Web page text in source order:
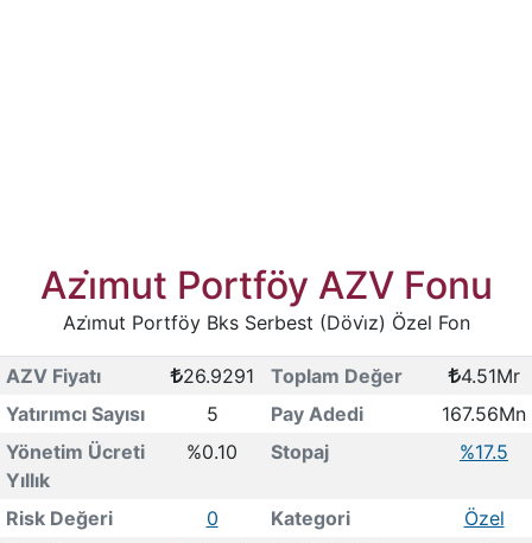
Azi̇mut Portföy AZV Fonu
Azi̇mut Portföy Bks Serbest (Dövi̇z) Özel Fon
AZV Fiyatı 26.9291 Toplam Değer
4.51Mr
Yatırımcı Sayısı
5 Pay Adedi
167.56Mn
Yönetim Ücreti
Yıllık
%0.10 Stopaj %17.5
Risk Değeri 0 Kategori
Özel